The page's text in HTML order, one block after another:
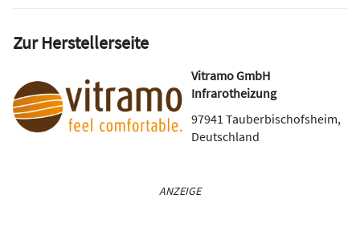
Zur Herstellerseite
Vitramo GmbH
Infrarotheizung
97941Tauberbischofsheim,
Deutschland
ANZEIGE